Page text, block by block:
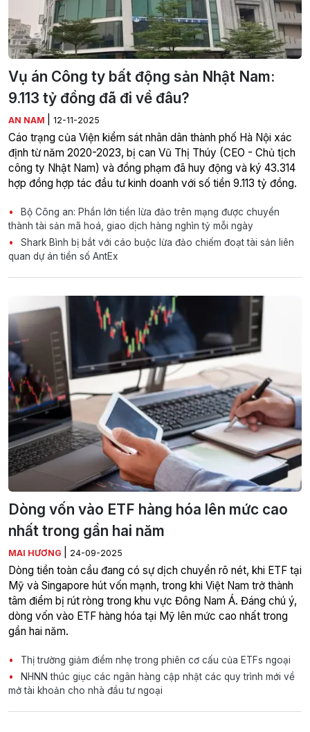
Vụ án Công ty bất động sản Nhật Nam:
9.113 tỷ đồng đã đi về đâu?
AN NAM 12-11-2025
Cáo trạng của Viện kiểm sát nhân dân thành phố Hà Nội xác
định từ năm 2020-2023, bị can Vũ Thị Thúy (CEO - Chủ tịch
công ty Nhật Nam) và đồng phạm đã huy động và ký 43.314
hợp đồng hợp tác đầu tư kinh doanh với số tiền 9.113 tỷ đồng.
Bộ Công an: Phần lớn tiền lừa đảo trên mạng được chuyển
thành tài sản mã hoá, giao dịch hàng nghìn tỷ mỗi ngày
Shark Bình bị bắt với cáo buộc lừa đảo chiếm đoạt tài sản liên
quan dự án tiền số AntEx
Dòng vốn vào ETF hàng hóa lên mức cao
nhất trong gần hai năm
MAI HƯƠNG 24-09-2025
Dòng tiền toàn cầu đang có sự dịch chuyển rõ nét, khi ETF tại
Mỹ và Singapore hút vốn mạnh, trong khi Việt Nam trở thành
tâm điểm bị rút ròng trong khu vực Đông Nam Á. Đáng chú ý,
dòng vốn vào ETF hàng hóa tại Mỹ lên mức cao nhất trong
gần hai năm.
Thị trường giảm điểm nhẹ trong phiên cơ cấu của ETFs ngoại
NHNN thúc giục các ngân hàng cập nhật các quy trình mới về
mở tài khoản cho nhà đầu tư ngoại